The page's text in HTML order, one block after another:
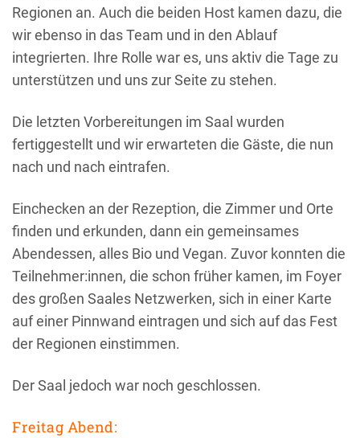
Regionen an. Auch die beiden Host kamen dazu, die
wir ebenso in das Team und in den Ablauf
integrierten. Ihre Rolle war es, uns aktiv die Tage zu
unterstützen und uns zur Seite zu stehen.
Die letzten Vorbereitungen im Saal wurden
fertiggestellt und wir erwarteten die Gäste, die nun
nach und nach eintrafen.
Einchecken an der Rezeption, die Zimmer und Orte
finden und erkunden, dann ein gemeinsames
Abendessen, alles Bio und Vegan. Zuvor konnten die
Teilnehmer:innen, die schon früher kamen, im Foyer
des großen Saales Netzwerken, sich in einer Karte
auf einer Pinnwand eintragen und sich auf das Fest
der Regionen einstimmen.
Der Saal jedoch war noch geschlossen.
Freitag Abend: